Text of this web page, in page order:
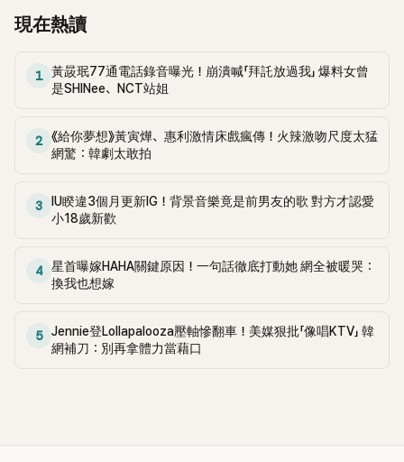
現在熱讀
1
黃晸珉77通電話錄音曝光！崩潰喊「拜託放過我」 爆料女曾
是SHINee、NCT站姐
2
《給你夢想》黃寅燁、惠利激情床戲瘋傳！火辣激吻尺度太猛
網驚：韓劇太敢拍
3
IU睽違3個月更新IG！背景音樂竟是前男友的歌 對方才認愛
小18歲新歡
4
星首曝嫁HAHA關鍵原因！一句話徹底打動她 網全被暖哭：
換我也想嫁
5
Jennie登Lollapalooza壓軸慘翻車！美媒狠批「像唱KTV」 韓
網補刀：別再拿體力當藉口